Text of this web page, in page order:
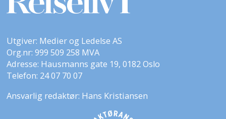
Utgiver: Medier og Ledelse AS
Org.nr: 999 509 258 MVA
Adresse: Hausmanns gate 19, 0182 Oslo
Telefon: 24 07 70 07
Ansvarlig redaktør: Hans Kristiansen